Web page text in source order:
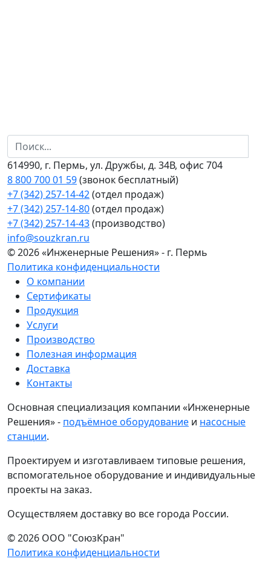
614990, г. Пермь, ул. Дружбы, д. 34В, офис 704
8 800 700 01 59(звонок бесплатный)
+7 (342) 257-14-42(отдел продаж)
+7 (342) 257-14-80(отдел продаж)
+7 (342) 257-14-43(производство)
info@souzkran.ru
© 2026 «Инженерные Решения» - г. Пермь
Политика конфиденциальности
О компании
Сертификаты
Продукция
Услуги
Производство
Полезная информация
Доставка
Контакты
Основная специализация компании «Инженерные
Решения» - подъёмное оборудование и насосные
станции.
Проектируем и изготавливаем типовые решения,
вспомогательное оборудование и индивидуальные
проекты на заказ.
Осуществляем доставку во все города России.
© 2026 ООО "СоюзКран"
Политика конфиденциальности